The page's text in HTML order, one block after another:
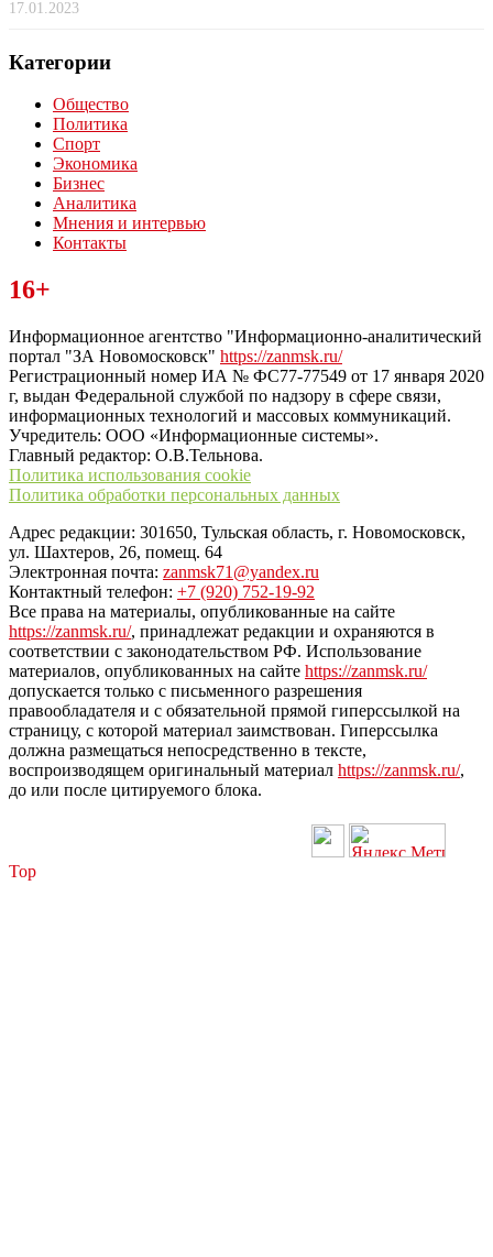
17.01.2023
Категории
Общество
Политика
Спорт
Экономика
Бизнес
Аналитика
Мнения и интервью
Контакты
Читайте последние новости дня в Тульской области на сайте
“ЗаНовомосковск”
16+
Информационное агентство "Информационно-аналитический
портал "ЗА Новомосковск" https://zanmsk.ru/
Регистрационный номер ИА № ФС77-77549 от 17 января 2020
г, выдан Федеральной службой по надзору в сфере связи,
информационных технологий и массовых коммуникаций.
Учредитель: ООО «Информационные системы».
Главный редактор: О.В.Тельнова.
Политика использования cookie
Политика обработки персональных данных
Адрес редакции: 301650, Тульская область, г. Новомосковск,
ул. Шахтеров, 26, помещ. 64
Электронная почта: zanmsk71@yandex.ru
Контактный телефон: +7 (920) 752-19-92
Все права на материалы, опубликованные на сайте
https://zanmsk.ru/, принадлежат редакции и охраняются в
соответствии с законодательством РФ. Использование
материалов, опубликованных на сайте https://zanmsk.ru/
допускается только с письменного разрешения
правообладателя и с обязательной прямой гиперссылкой на
страницу, с которой материал заимствован. Гиперссылка
должна размещаться непосредственно в тексте,
воспроизводящем оригинальный материал https://zanmsk.ru/,
до или после цитируемого блока.
Top